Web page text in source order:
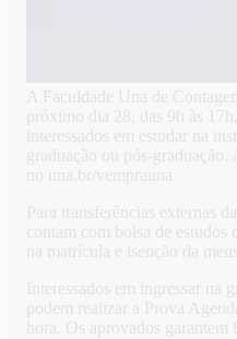
A Faculdade Una de
próximo dia 28, das 9h às
interessados em estudar na
graduação ou pós-
no una.br/vemprauna
Para transferências externas
contam com bolsa de estudos
na matrícula e isenção da
Interessados em ingressar na
podem realizar a Prova
hora. Os aprovados